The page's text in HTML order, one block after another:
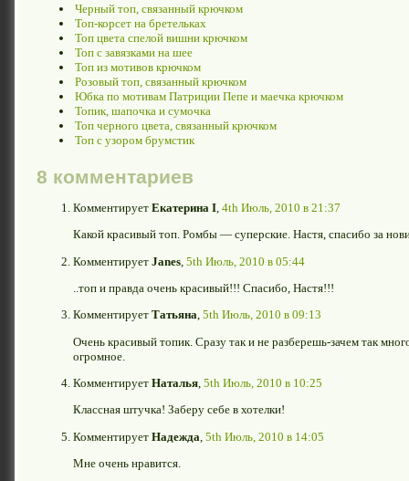
Черный топ, связанный крючком
Топ-корсет на бретельках
Топ цвета спелой вишни крючком
Топ с завязками на шее
Топ из мотивов крючком
Розовый топ, связанный крючком
Юбка по мотивам Патриции Пепе и маечка крючком
Топик, шапочка и сумочка
Топ черного цвета, связанный крючком
Топ с узором брумстик
8 комментариев
Комментирует Екатерина I 4th Июль, 2010 в 21:37
Какой красивый топ. Ромбы — суперские. Настя, спасибо за
Комментирует Janes 5th Июль, 2010 в 05:44
..топ и правда очень красивый!!! Спасибо, Настя!!!
Комментирует Татьяна, 5th Июль, 2010 в 09:13
Очень красивый топик. Сразу так и не разберешь-зачем так
огромное.
Комментирует Наталья 5th Июль, 2010 в 10:25
Классная штучка! Заберу себе в хотелки!
Комментирует Надежда 5th Июль, 2010 в 14:05
Мне очень нравится.